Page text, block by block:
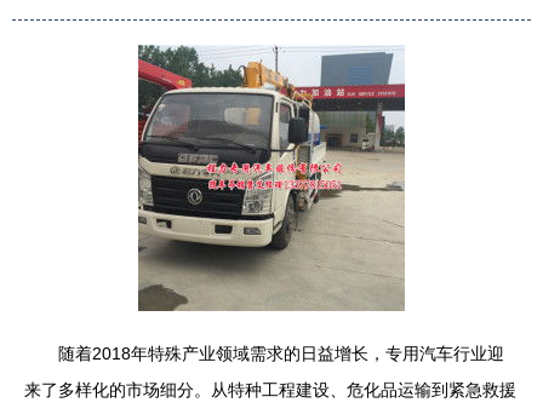
随着2018年特殊产业领域需求的日益增长，专用汽车行业迎
来了多样化的市场细分。从特种工程建设、危化品运输到紧急救援